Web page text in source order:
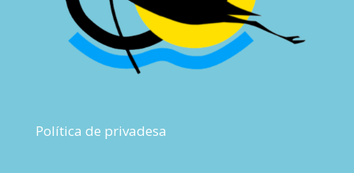
Política de privadesa